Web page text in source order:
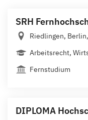
SRH
Riedlingen,
Arbeitsrecht,
Fernstudium
DIPLOMA